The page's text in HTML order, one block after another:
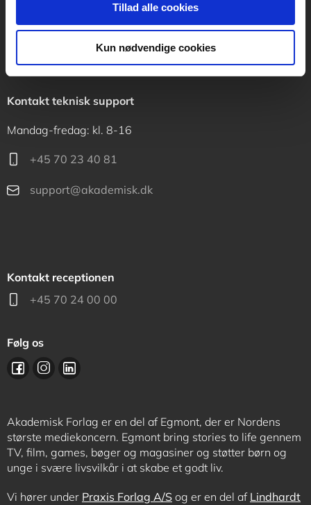
Tillad alle cookies
Kun nødvendige cookies
+45 70 23 40 80
info@akademisk.dk
Kontakt teknisk support
Mandag-fredag: kl. 8-16
+45 70 23 40 81
support@akademisk.dk
Kontakt receptionen
+45 70 24 00 00
Følg os
Akademisk Forlag er en del af Egmont, der er Nordens
største mediekoncern. Egmont bring stories to life gennem
TV, film, games, bøger og magasiner og støtter børn og
unge i svære livsvilkår i at skabe et godt liv.
Vi hører under Praxis Forlag A/S og er en del af Lindhardt